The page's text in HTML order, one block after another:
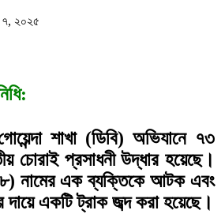
৭, ২০২৫
শাখা (ডিবি) অভিযানে ৭৩
চোরাই প্রসাধনী উদ্ধার হয়েছে।
নামের এক ব্যক্তিকে আটক এবং
দায়ে একটি ট্রাক জব্দ করা হয়েছে।